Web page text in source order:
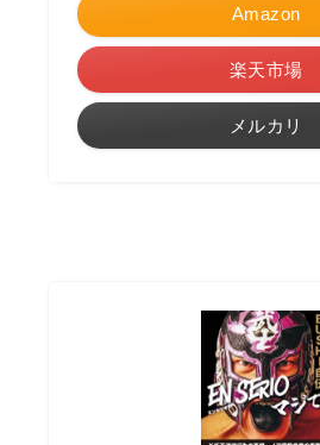
Amazon
楽天市場
メルカリ